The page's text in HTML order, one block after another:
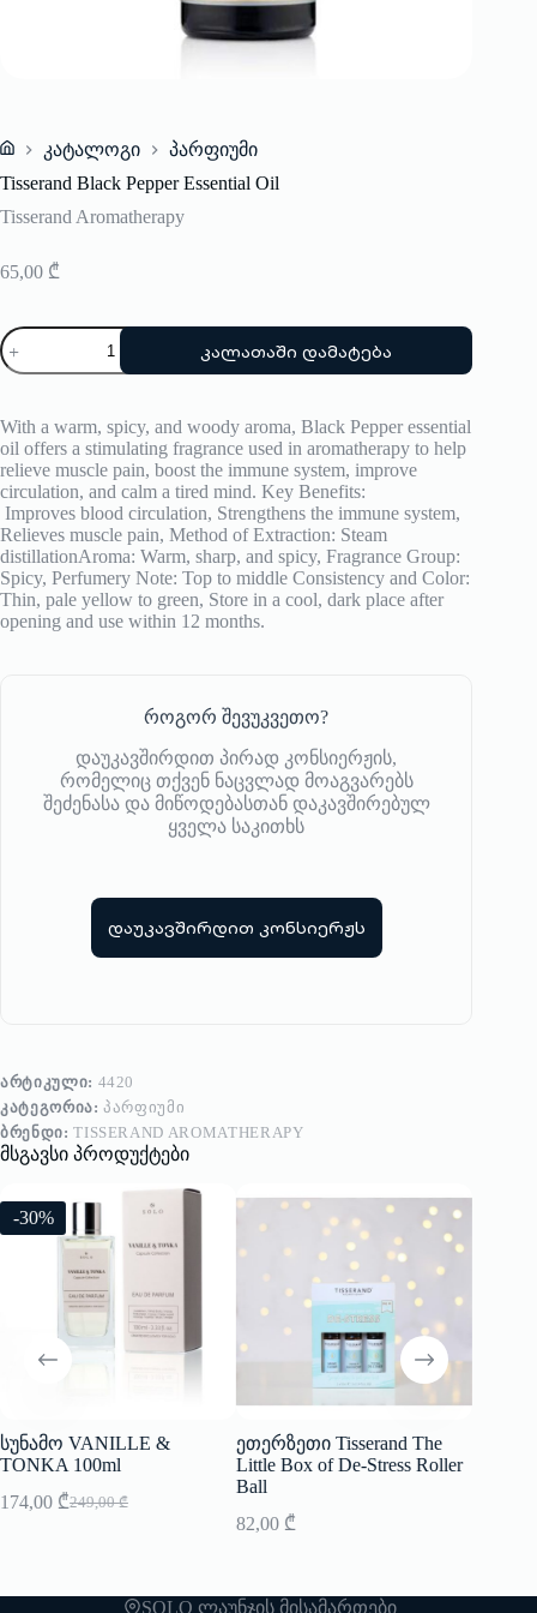
Home
კატალოგი
პარფიუმი
Tisserand Black Pepper Essential Oil
Tisserand Aromatherapy
65,00 ₾
რაოდენობა:
Tisserand
Black
Essential
Oil
კალათაში დამატება
With a warm, spicy, and woody aroma, Black Pepper essential
oil offers a stimulating fragrance used in aromatherapy to help
relieve muscle pain, boost the immune system, improve
circulation, and calm a tired mind. Key Benefits:
Improves blood circulation, Strengthens the immune system,
Relieves muscle pain, Method of Extraction: Steam
distillationAroma: Warm, sharp, and spicy, Fragrance Group:
Spicy, Perfumery Note: Top to middle Consistency and Color:
Thin, pale yellow to green, Store in a cool, dark place after
opening and use within 12 months.
როგორ შევუკვეთო?
დაუკავშირდით პირად კონსიერჟის,
რომელიც თქვენ ნაცვლად მოაგვარებს
შეძენასა და მიწოდებასთან დაკავშირებულ
ყველა საკითხს
დაუკავშირდით კონსიერჟს
ᲐᲠᲢᲘᲙᲣᲚᲘ: 4420
ᲙᲐᲢᲔᲒᲝᲠᲘᲐ:ᲞᲐᲠᲤᲘᲣᲛᲘ
ᲑᲠᲔᲜᲓᲘ:TISSERAND AROMATHERAPY
მსგავსი პროდუქტები
-30%
სუნამო VANILLE &
TONKA 100ml
249,00₾
Original
174,00 ₾Current
ეთერზეთი Tisserand The
Little Box of De-Stress Roller
Ball
82,00 ₾
SOLO ლაუნჯის მისამართები